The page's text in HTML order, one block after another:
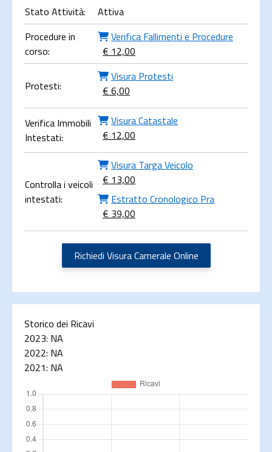
Stato Attività:
Attiva
Procedure in
corso:
Verifica Fallimenti e Procedure
€ 12,00
Protesti:
Visura Protesti
€ 6,00
Verifica Immobili
Intestati:
Visura Catastale
€ 12,00
Controlla i veicoli
intestati:
Visura Targa Veicolo
€ 13,00
Estratto Cronologico Pra
€ 39,00
Richiedi Visura Camerale Online
Storico dei Ricavi
2023: NA
2022: NA
2021: NA